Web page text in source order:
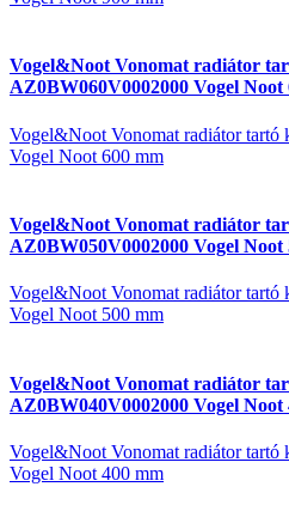
Vogel&Noot Vonomat radiátor
AZ0BW060V0002000 Vogel Noot
Vogel&Noot Vonomat radiátor
Vogel Noot 600 mm
Vogel&Noot Vonomat radiátor
AZ0BW050V0002000 Vogel Noot
Vogel&Noot Vonomat radiátor
Vogel Noot 500 mm
Vogel&Noot Vonomat radiátor
AZ0BW040V0002000 Vogel Noot
Vogel&Noot Vonomat radiátor
Vogel Noot 400 mm